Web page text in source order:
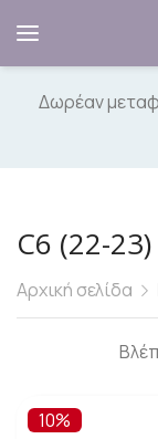
Δωρέαν
C6 (22-23)
Αρχική σελίδα
10%